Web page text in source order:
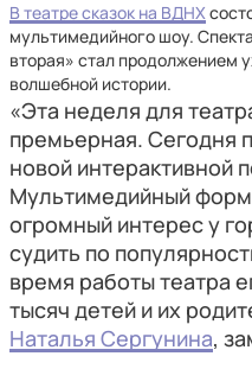
В театре сказок на ВДНХ
мультимедийного шоу.
вторая» стал продолжением
волшебной истории.
«Эта неделя для
премьерная. Сегодня
новой интерактивной
Мультимедийный
огромный интерес у
судить по
время работы театра
тысяч детей и их
Наталья Сергунина,